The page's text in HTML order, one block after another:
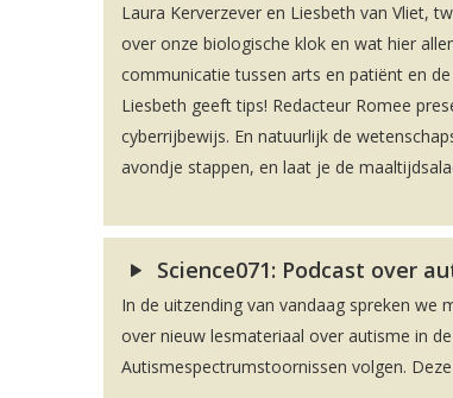
Laura Kerverzever en Liesbeth van Vliet,
over onze biologische klok en wat hier
communicatie tussen arts en patiënt en
Liesbeth geeft tips! Redacteur Romee
cyberrijbewijs. En natuurlijk de
avondje stappen, en laat je de
Science071: Podcast over
In de uitzending van vandaag spreken we
over nieuw lesmateriaal over autisme in
Autismespectrumstoornissen volgen.